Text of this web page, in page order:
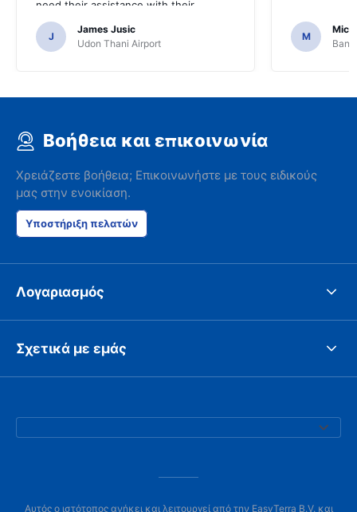
need their assistance with their
services or car.
J
James Jusic
Udon Thani Airport
M
Βοήθεια και επικοινωνία
Χρειάζεστε βοήθεια; Επικοινωνήστε με τους ειδικούς
μας στην ενοικίαση.
Υποστήριξη πελατών
Λογαριασμός
Σχετικά με εμάς
Αυτός ο ιστότοπος ανήκει και λειτουργεί από την EasyTerra B.V. και